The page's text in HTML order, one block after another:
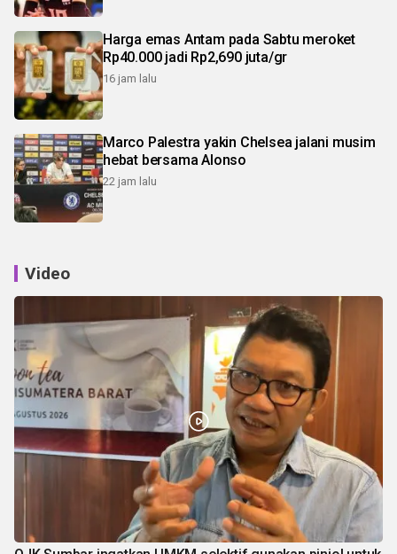
Harga emas Antam pada Sabtu meroket
Rp40.000 jadi Rp2,690 juta/gr
16 jam lalu
Marco Palestra yakin Chelsea jalani musim
hebat bersama Alonso
22 jam lalu
Video